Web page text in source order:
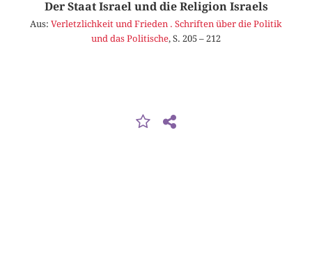
Der Staat Israel und die Religion Israels
Aus: Verletzlichkeit und Frieden . Schriften über die Politik
und das Politische, S. 205 – 212